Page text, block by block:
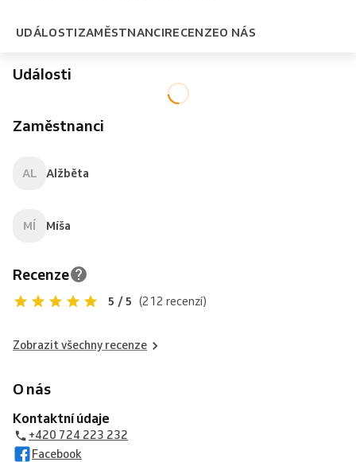
UDÁLOSTIZAMĚSTNANCIRECENZEO NÁS
Události
Zaměstnanci
AL Alžběta
MÍ Míša
Recenze
5 / 5 (212 recenzí)
Zobrazit všechny recenze
O nás
Kontaktní údaje
+420 724 223 232
Facebook